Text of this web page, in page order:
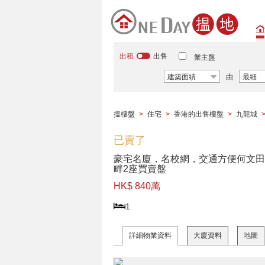
出租 出售 業主盤
建築面績 由 最細
搵樓盤 > 住宅 > 香港的出售樓盤 > 九龍城 >
已賣了
豪宅名廈，名校網，交通方便何文
畔2座買賣盤
HK$ 840萬
1
詳細物業資料 大廈資料 地圖